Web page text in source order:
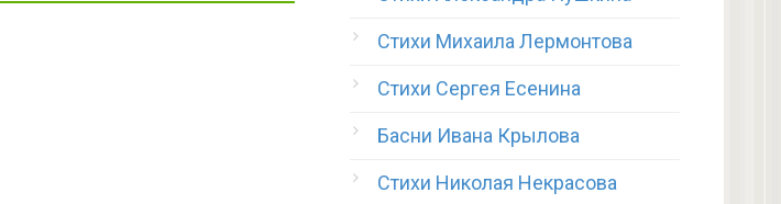
Стихи Михаила Лермонтова
Стихи Сергея Есенина
Басни Ивана Крылова
Стихи Николая Некрасова